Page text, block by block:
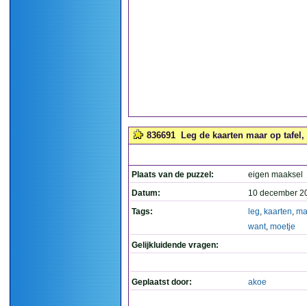
836691 Leg de kaarten maar op
Plaats van de puzzel:
eigen maaksel
Datum:
10 december
Tags:
leg, kaarten,
want, moetje
Gelijkluidende vragen:
Geplaatst door: akoe